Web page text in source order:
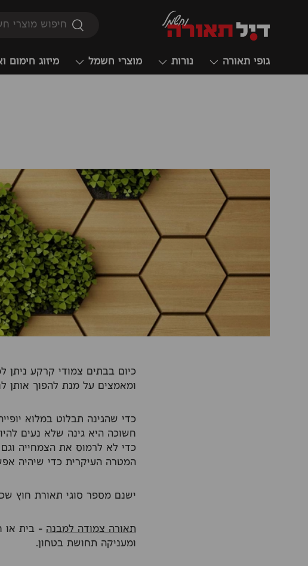
חיפוש
חיפוש
גופי תאורה נורות מוצרי חשמל מיזוג חימום
כיום בבתים צמודי קרקע ניתן
ומאמצים על מנת להפוך אותן
כדי שהגינה תבלוט במלוא
חשוכה היא גינה שלא נעים
כדי לא לרמוס את הצמחייה
המטרה העיקרית כדי שיהיה
ישנם מספר סוגי תאורת חוץ
תאורה צמודה למבנה – בית או
ומעניקה תחושת בטחון.